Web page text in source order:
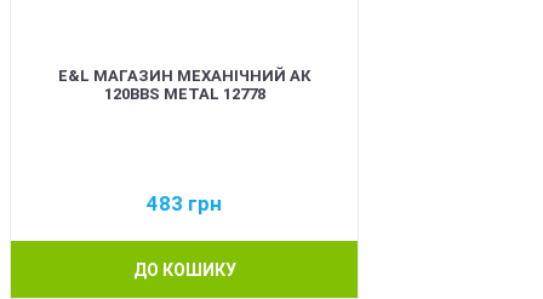
E&L МАГАЗИН МЕХАНІЧНИЙ АК
120BBS METAL 12778
483 грн
ДО КОШИКУ